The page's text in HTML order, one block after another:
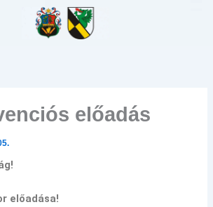
előadás
előadása!